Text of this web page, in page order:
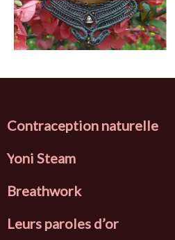
Contraception naturelle
Yoni Steam
Breathwork
Leurs paroles d’or